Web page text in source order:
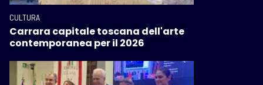
CULTURA
Carrara capitale toscana dell'arte
contemporanea per il 2026